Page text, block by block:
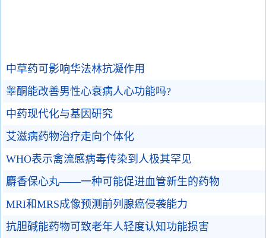
中草药可影响华法林抗凝作用
睾酮能改善男性心衰病人心功能吗?
中药现代化与基因研究
艾滋病药物治疗走向个体化
WHO表示禽流感病毒传染到人极其罕见
麝香保心丸——一种可能促进血管新生的药物
MRI和MRS成像预测前列腺癌侵袭能力
抗胆碱能药物可致老年人轻度认知功能损害